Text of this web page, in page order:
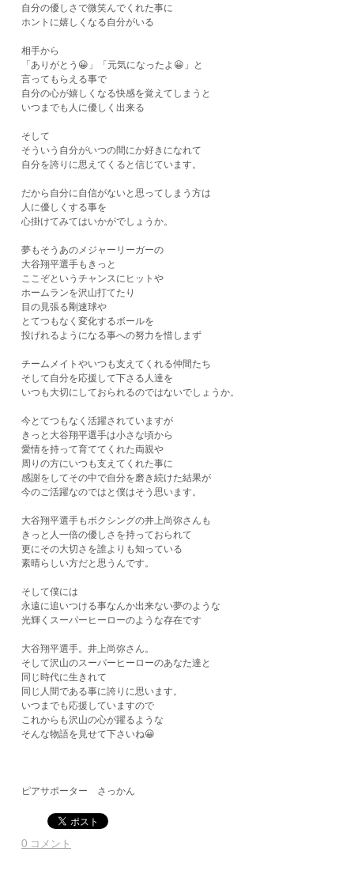
自分の優しさで微笑んでくれた事に
ホントに嬉しくなる自分がいる
相手から
「ありがとう😀」「元気になったよ😀」と
言ってもらえる事で
自分の心が嬉しくなる快感を覚えてしまうと
いつまでも人に優しく出来る
そして
そういう自分がいつの間にか好きになれて
自分を誇りに思えてくると信じています。
だから自分に自信がないと思ってしまう方は
人に優しくする事を
心掛けてみてはいかがでしょうか。
夢もそうあのメジャーリーガーの
大谷翔平選手もきっと
ここぞというチャンスにヒットや
ホームランを沢山打てたり
目の見張る剛速球や
とてつもなく変化するボールを
投げれるようになる事への努力を惜しまず
チームメイトやいつも支えてくれる仲間たち
そして自分を応援して下さる人達を
いつも大切にしておられるのではないでしょうか。
今とてつもなく活躍されていますが
きっと大谷翔平選手は小さな頃から
愛情を持って育ててくれた両親や
周りの方にいつも支えてくれた事に
感謝をしてその中で自分を磨き続けた結果が
今のご活躍なのではと僕はそう思います。
大谷翔平選手もボクシングの井上尚弥さんも
きっと人一倍の優しさを持っておられて
更にその大切さを誰よりも知っている
素晴らしい方だと思うんです。
そして僕には
永遠に追いつける事なんか出来ない夢のような
光輝くスーパーヒーローのような存在です
大谷翔平選手。井上尚弥さん。
そして沢山のスーパーヒーローのあなた達と
同じ時代に生きれて
同じ人間である事に誇りに思います。
いつまでも応援していますので
これからも沢山の心が躍るような
そんな物語を見せて下さいね😀
ピアサポーター さっかん
0 コメント